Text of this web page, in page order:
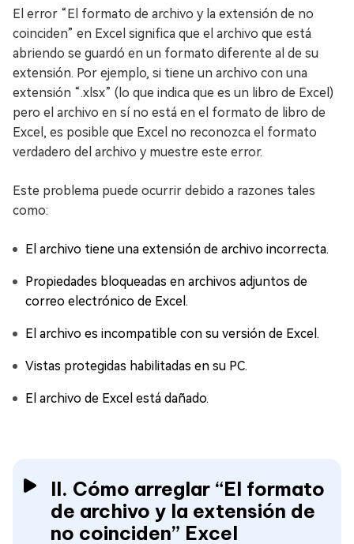
El error “El formato de archivo y la extensión de no
coinciden” en Excel significa que el archivo que está
abriendo se guardó en un formato diferente al de su
extensión. Por ejemplo, si tiene un archivo con una
extensión “.xlsx” (lo que indica que es un libro de Excel)
pero el archivo en sí no está en el formato de libro de
Excel, es posible que Excel no reconozca el formato
verdadero del archivo y muestre este error.
Este problema puede ocurrir debido a razones tales
como:
El archivo tiene una extensión de archivo incorrecta.
Propiedades bloqueadas en archivos adjuntos de
correo electrónico de Excel.
El archivo es incompatible con su versión de Excel.
Vistas protegidas habilitadas en su PC.
El archivo de Excel está dañado.
II. Cómo arreglar “El formato
de archivo y la extensión de
no coinciden” Excel